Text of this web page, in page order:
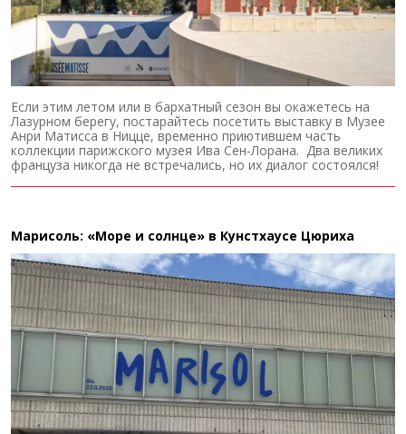
Если этим летом или в бархатный сезон вы окажетесь на
Лазурном берегу, постарайтесь посетить выставку в Музее
Анри Матисса в Ницце, временно приютившем часть
коллекции парижского музея Ива Сен-Лорана. Два великих
француза никогда не встречались, но их диалог состоялся!
Марисоль: «Море и солнце» в Кунстхаусе Цюриха